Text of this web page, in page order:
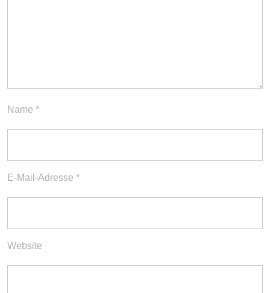
Name *
E-Mail-Adresse *
Website